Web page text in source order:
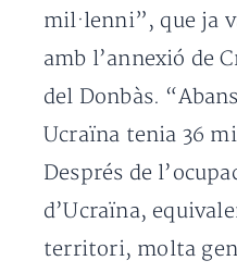
mil·lenni”, que ja
amb l’annexió de
del Donbàs.
Ucraïna tenia 36
Després de
d’Ucraïna,
territori, molta